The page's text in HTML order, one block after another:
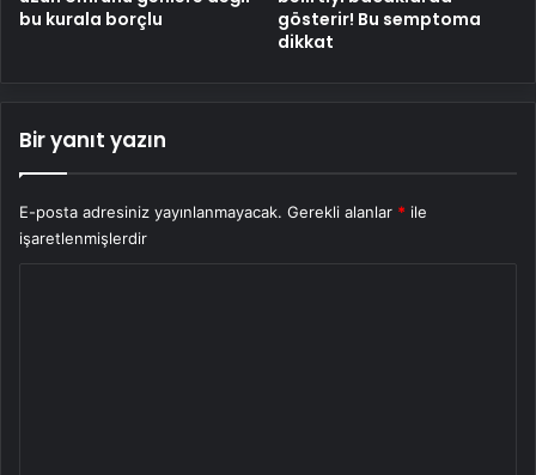
bu kurala borçlu
gösterir! Bu semptoma
dikkat
Bir yanıt yazın
E-posta adresiniz yayınlanmayacak. Gerekli alanlar * ile
işaretlenmişlerdir